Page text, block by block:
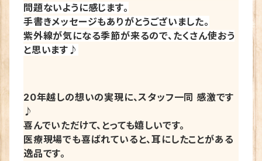
問題ないように感じます。
手書きメッセージもありがとうございました。
紫外線が気になる季節が来るので、たくさん使おう
と思います♪
20年越しの想いの実現に、スタッフ一同 感激です
♪
喜んでいただけて、とっても嬉しいです。
医療現場でも喜ばれていると、耳にしたことがある
逸品です。